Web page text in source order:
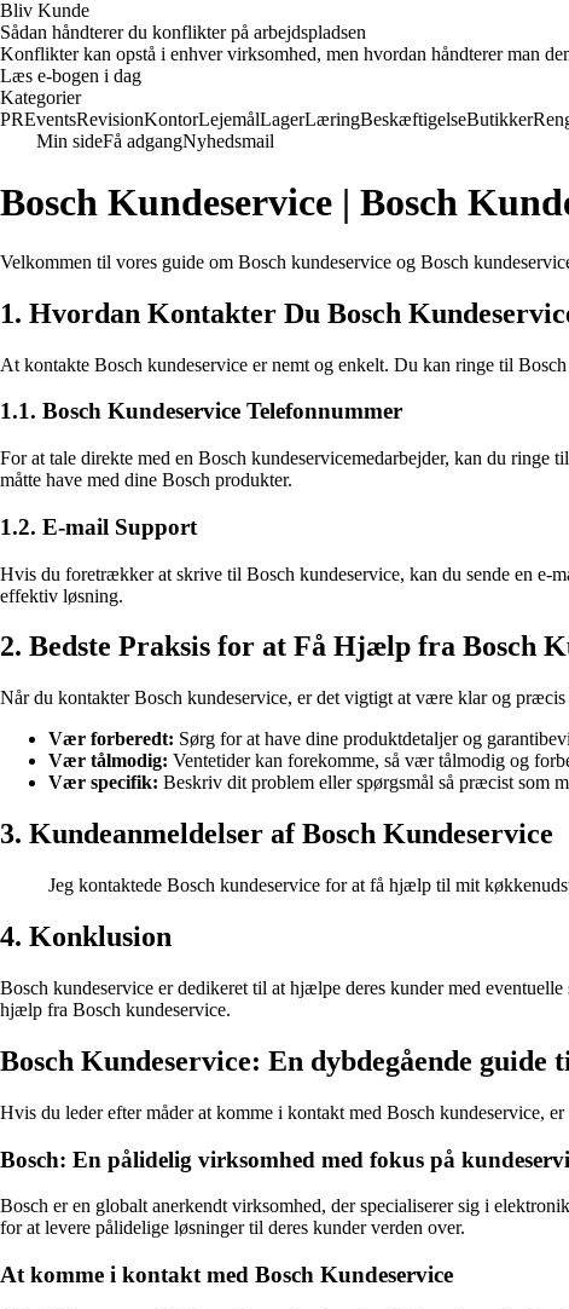
Bliv Kunde
Sådan håndterer du konflikter på arbejdspladsen
Konflikter kan opstå i enhver virksomhed, men hvordan håndterer man
Læs e-bogen i dag
Kategorier
PREventsRevisionKontorLejemålLagerLæringBeskæftigelseButikker
Min sideFå adgangNyhedsmail
Bosch Kundeservice | Bosch
Velkommen til vores guide om Bosch kundeservice og Bosch
1. Hvordan Kontakter Du Bosch
At kontakte Bosch kundeservice er nemt og enkelt. Du kan ringe til
1.1. Bosch Kundeservice Telefonnummer
For at tale direkte med en Bosch kundeservicemedarbejder, kan du
måtte have med dine Bosch produkter.
1.2. E-mail Support
Hvis du foretrækker at skrive til Bosch kundeservice, kan du sende en e-
effektiv løsning.
2. Bedste Praksis for at Få Hjælp fra Bosch
Når du kontakter Bosch kundeservice, er det vigtigt at være klar og
Vær forberedt: Sørg for at have dine produktdetaljer og
Vær tålmodig: Ventetider kan forekomme, så vær tålmodig og
Vær specifik: Beskriv dit problem eller spørgsmål så præcist som
3. Kundeanmeldelser af Bosch Kundeservice
Jeg kontaktede Bosch kundeservice for at få hjælp til mit
4. Konklusion
Bosch kundeservice er dedikeret til at hjælpe deres kunder med
hjælp fra Bosch kundeservice.
Bosch Kundeservice: En dybdegående
Hvis du leder efter måder at komme i kontakt med Bosch kundeservice,
Bosch: En pålidelig virksomhed med fokus på
Bosch er en globalt anerkendt virksomhed, der specialiserer sig i
for at levere pålidelige løsninger til deres kunder verden over.
At komme i kontakt med Bosch Kundeservice